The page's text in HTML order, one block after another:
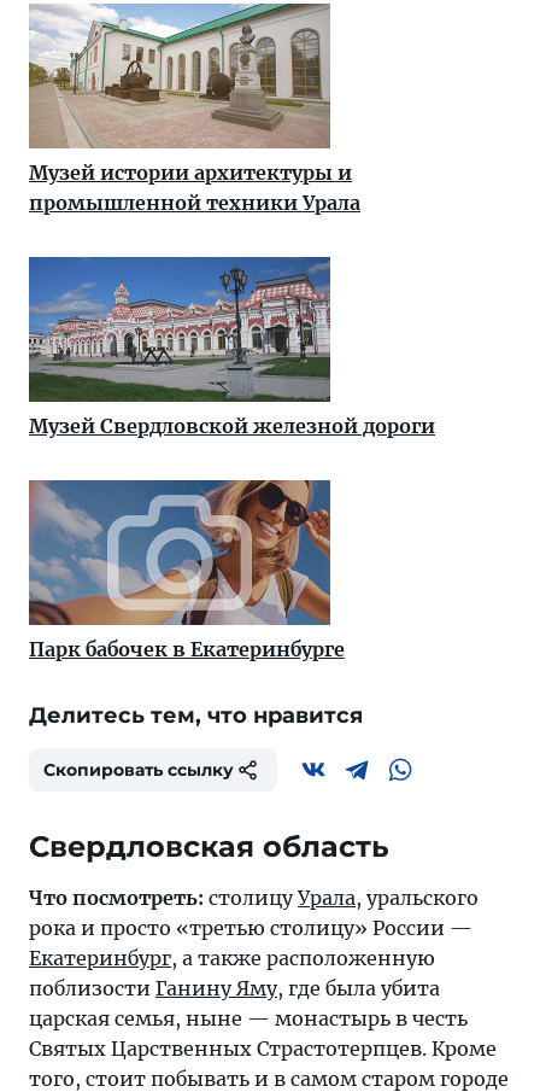
Музей истории архитектуры и
промышленной техники Урала
Музей Свердловской железной дороги
Парк бабочек в Екатеринбурге
Делитесь тем, что нравится
Скопировать ссылку
Свердловская область
Что посмотреть: столицуУрала, уральского
рока и просто «третью столицу» России —
Екатеринбург, а также расположенную
поблизости Ганину Яму, где была убита
царская семья, ныне — монастырь в честь
Святых Царственных Страстотерпцев. Кроме
того, стоит побывать и в самом старом городе